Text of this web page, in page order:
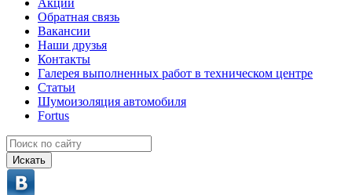
Акции
Обратная связь
Вакансии
Наши друзья
Контакты
Галерея выполненных работ в техническом центре
Статьи
Шумоизоляция автомобиля
Fortus
Искать